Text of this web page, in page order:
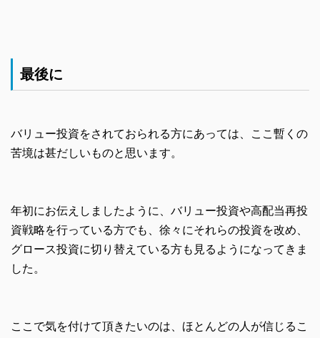
最後に
バリュー投資をされておられる方にあっては、ここ暫くの
苦境は甚だしいものと思います。
年初にお伝えしましたように、バリュー投資や高配当再投
資戦略を行っている方でも、徐々にそれらの投資を改め、
グロース投資に切り替えている方も見るようになってきま
した。
ここで気を付けて頂きたいのは、ほとんどの人が信じるこ